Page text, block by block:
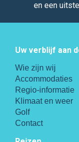
en een
Uw verblijf aan
Wie zijn wij
Accommodaties
Regio-informatie
Klimaat en weer
Golf
Contact